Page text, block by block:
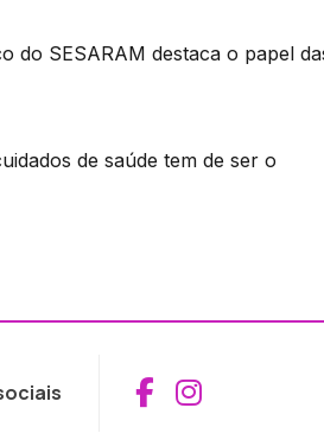
do SESARAM destaca o papel
de saúde tem de ser o
Aceder ao
Aceder